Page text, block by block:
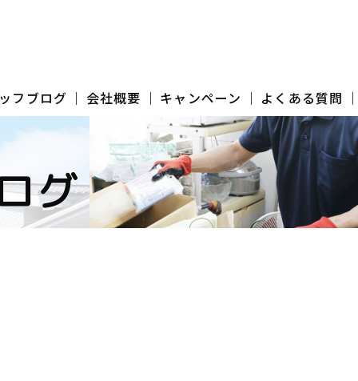
フブログ 会社概要 キャンペーン よくある質問
グ